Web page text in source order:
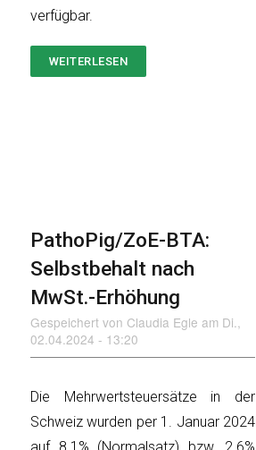
verfügbar.
WEITERLESEN
JAHRESBERICHT
PathoPig/ZoE-BTA:
Selbstbehalt nach
MwSt.-Erhöhung
Gespeichert von Claudia Egle am Di.,
02.04.2024 - 13:20
Die Mehrwertsteuersätze in der
Schweiz wurden per 1. Januar 2024
auf 8.1% (Normalsatz) bzw. 2.6%